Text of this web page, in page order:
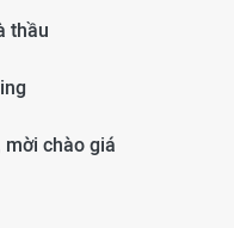
thầu
chào giá